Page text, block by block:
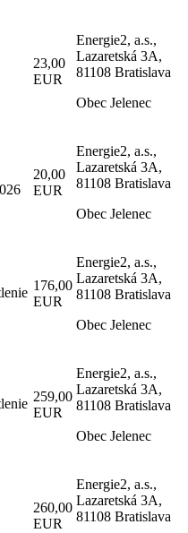
23,00
EUR
Energie2, a.s.,
Lazaretská 3A,
81108 Bratislava
Obec Jelenec
20,00
EUR
Energie2, a.s.,
Lazaretská 3A,
81108 Bratislava
Obec Jelenec
176,00
EUR
Energie2, a.s.,
Lazaretská 3A,
81108 Bratislava
Obec Jelenec
259,00
EUR
Energie2, a.s.,
Lazaretská 3A,
81108 Bratislava
Obec Jelenec
260,00
EUR
Energie2, a.s.,
Lazaretská 3A,
81108 Bratislava